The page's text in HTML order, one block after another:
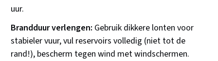
uur.
Brandduur verlengen: Gebruik dikkere lonten voor
stabieler vuur, vul reservoirs volledig (niet tot de
rand!), bescherm tegen wind met windschermen.